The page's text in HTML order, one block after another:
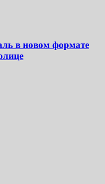
в новом формате